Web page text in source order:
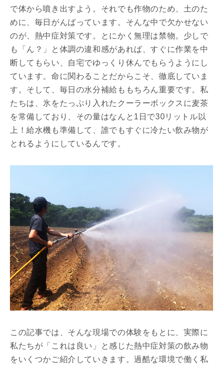
で体から噴き出すよう。 それでも作物のため、土のた
めに、毎日がんばっています。そんな中で欠かせない
のが、熱中症対策です。
とにかく無理は禁物。少しで
も「ん？」と体調の違和感があれば、すぐに作業を中
断してもらい、
自宅でゆっくり休んでもらうようにし
ています。命に関わることだからこそ、徹底していま
す。そして、毎日の水分補給ももちろん重要です。私
たちは、 氷をたっぷり入れたクーラーボックスに麦茶
を常備しており、 その量はなんと1日で30リットル以
上！給水機も準備して、 誰でもすぐに冷たい飲み物が
とれるようにしているんです。
この記事では、そんな現場での体験をもとに、実際に
私たちが「 これは良い」
と感じた熱中症対策の飲み物
をいくつかご紹介していきます。過酷な環境で働く私